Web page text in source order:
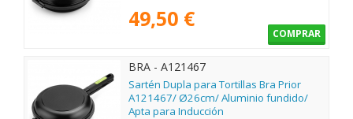
49,50 €
COMPRAR
BRA - A121467
Sartén Dupla para Tortillas Bra Prior
A121467/ Ø26cm/ Aluminio fundido/
Apta para Inducción